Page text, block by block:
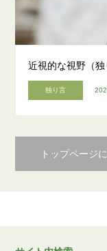
近視的な視野（
独り言
トップページ